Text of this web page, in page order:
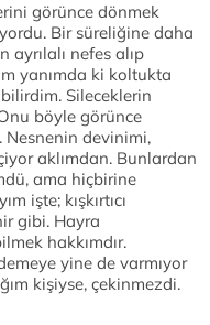
görünce dönmek
Bir süreliğine daha
ayrılalı nefes alıp
yanımda ki koltukta
Sileceklerin
böyle görünce
Nesnenin devinimi,
aklımdan. Bunlardan
ama hiçbirine
işte; kışkırtıcı
gibi. Hayra
hakkımdır.
yine de varmıyor
kişiyse, çekinmezdi.